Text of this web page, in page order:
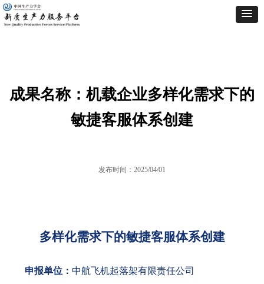
成果名称：机载企业多样化需求下的
敏捷客服体系创建
多样化需求下的敏捷客服体系创建
申报单位： 中航飞机起落架有限责任公司
发布时间： 2025/04/01